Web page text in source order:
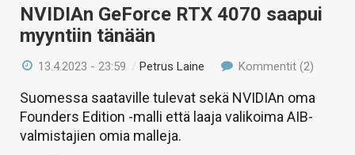
NVIDIAn GeForce RTX 4070 saapui
myyntiin tänään
13.4.2023 - 23:59 / Petrus Laine Kommentit (2)
Suomessa saataville tulevat sekä NVIDIAn oma
Founders Edition -malli että laaja valikoima AIB-
valmistajien omia malleja.